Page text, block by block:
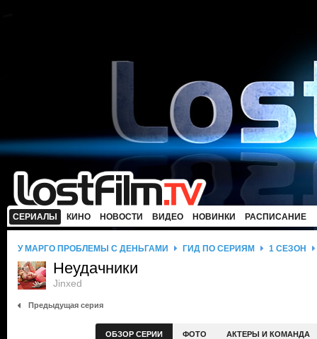
СЕРИАЛЫ КИНО НОВОСТИ ВИДЕО НОВИНКИ РАСПИСАНИЕ
У МАРГО ПРОБЛЕМЫ С ДЕНЬГАМИ ГИД ПО СЕРИЯМ 1 СЕЗОН
Неудачники
Jinxed
Предыдущая серия
ОБЗОР СЕРИИ ФОТО АКТЕРЫ И КОМАНДА